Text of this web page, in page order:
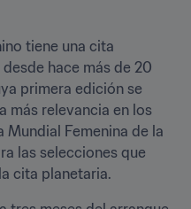
tiene una cita
hace más de 20
primera edición se
más relevancia en los
Mundial Femenina de la
las selecciones que
cita planetaria.